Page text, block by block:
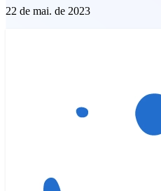
22 de mai. de 2023